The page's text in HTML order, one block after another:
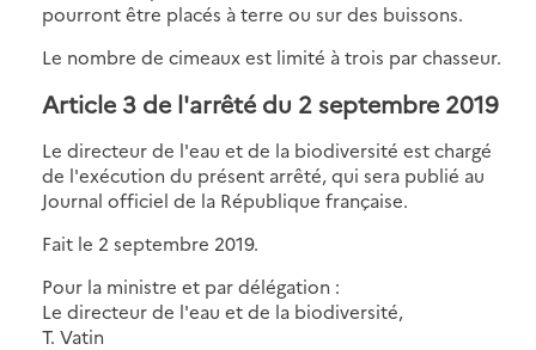
pourront être placés à terre ou sur des buissons.
Le nombre de cimeaux est limité à trois par chasseur.
Article 3 de l'arrêté du 2 septembre 2019
Le directeur de l'eau et de la biodiversité est chargé
de l'exécution du présent arrêté, qui sera publié au
Journal officiel de la République française.
Fait le 2 septembre 2019.
Pour la ministre et par délégation :
Le directeur de l'eau et de la biodiversité,
T. Vatin